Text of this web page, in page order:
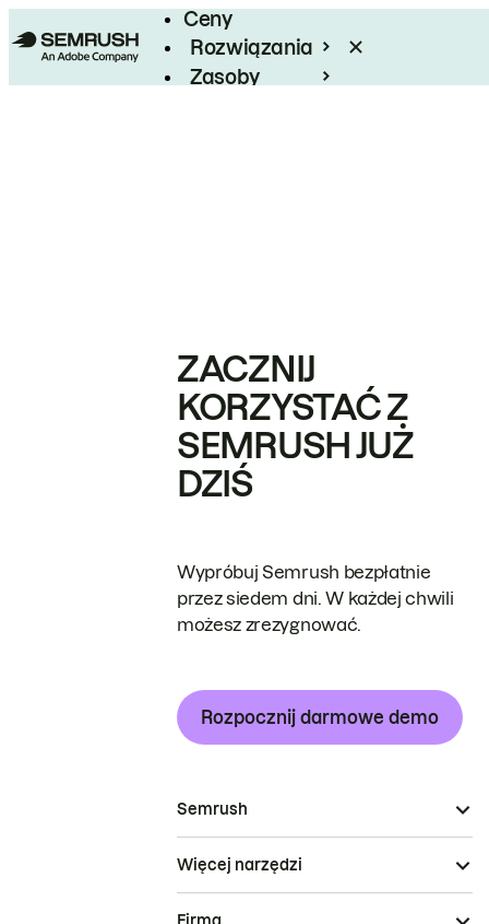
Ceny
Rozwiązania
Zasoby
ZACZNIJ
KORZYSTAĆ Z
SEMRUSH JUŻ
DZIŚ
Wypróbuj Semrush bezpłatnie
przez siedem dni. W każdej chwili
możesz zrezygnować.
Rozpocznij darmowe demo
Semrush
Więcej narzędzi